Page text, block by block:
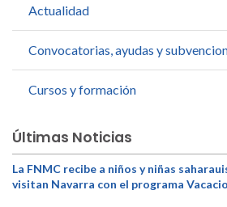
Actualidad
Convocatorias, ayudas y
Cursos y formación
Últimas Noticias
La FNMC recibe a niños y niñas
visitan Navarra con el programa